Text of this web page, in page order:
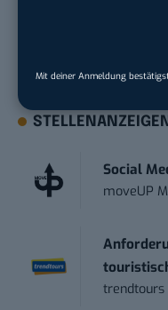
Mit deiner Anmeldung
STELLENANZEIGEN
Social
moveUP
trendtours